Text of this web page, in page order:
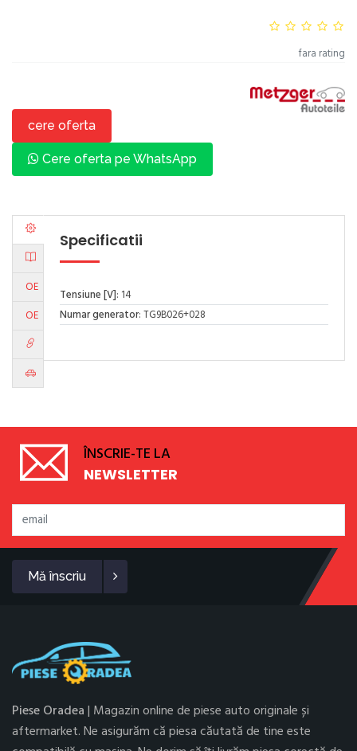
fara rating
cere oferta
Cere oferta pe WhatsApp
OE
OE
Specificatii
Tensiune [V]: 14
Numar generator: TG9B026+028
ÎNSCRIE-TE LA
NEWSLETTER
Mă înscriu
Piese Oradea| Magazin online de piese auto originale și
aftermarket. Ne asigurăm că piesa căutată de tine este